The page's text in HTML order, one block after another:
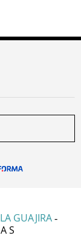
GUAJIRA -
S